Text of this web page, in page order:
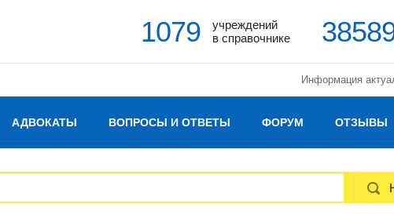
1079
учреждений
в справочнике
Информация
АДВОКАТЫ ВОПРОСЫ И ОТВЕТЫ ФОРУМ ОТЗЫВЫ